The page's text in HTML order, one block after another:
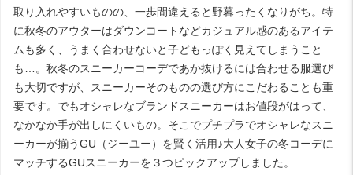
取り入れやすいものの、一歩間違えると野暮ったくなりがち。特
に秋冬のアウターはダウンコートなどカジュアル感のあるアイテ
ムも多く、うまく合わせないと子どもっぽく見えてしまうこと
も…。秋冬のスニーカーコーデであか抜けるには合わせる服選び
も大切ですが、スニーカーそのものの選び方にこだわることも重
要です。でもオシャレなブランドスニーカーはお値段がはって、
なかなか手が出しにくいもの。そこでプチプラでオシャレなスニ
ーカーが揃うGU（ジーユー）を賢く活用♪大人女子の冬コーデに
マッチするGUスニーカーを３つピックアップしました。